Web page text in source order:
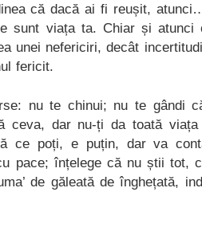
că dacă ai fi reușit,
sunt viața ta. Chiar și atunci
unei nefericiri, decât
fericit.
nu te chinui; nu te gândi
ceva, dar nu-ți da toată
ce poți, e puțin, dar va
pace; înțelege că nu știi tot,
de găleată de înghețată,